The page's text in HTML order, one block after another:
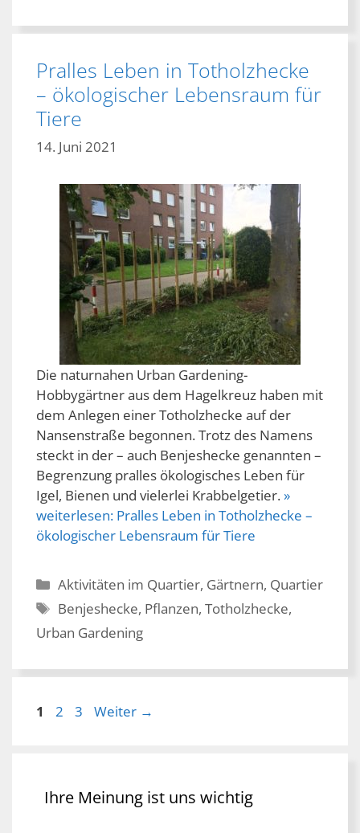
Pralles Leben in Totholzhecke
– ökologischer Lebensraum für
Tiere
14. Juni 2021
Die naturnahen Urban Gardening-
Hobbygärtner aus dem Hagelkreuz haben mit
dem Anlegen einer Totholzhecke auf der
Nansenstraße begonnen. Trotz des Namens
steckt in der – auch Benjeshecke genannten –
Begrenzung pralles ökologisches Leben für
Igel, Bienen und vielerlei Krabbelgetier.»
weiterlesen: Pralles Leben in Totholzhecke –
ökologischer Lebensraum für Tiere
Kategorien
Aktivitäten im Quartier, Gärtnern, Quartier
Schlagwörter
Benjeshecke, Pflanzen,Totholzhecke,
Urban Gardening
Seite
1 Seite
2 Seite
3 Weiter →
Ihre Meinung ist uns wichtig